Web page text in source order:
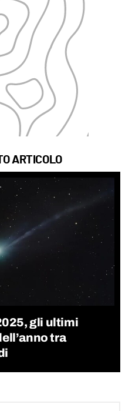
ARTICOLO
gli ultimi
tra